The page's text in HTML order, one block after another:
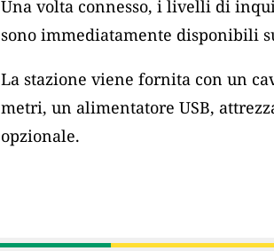
Una volta connesso, i livelli di
sono immediatamente disponibili
La stazione viene fornita con un
metri, un alimentatore USB,
opzionale.